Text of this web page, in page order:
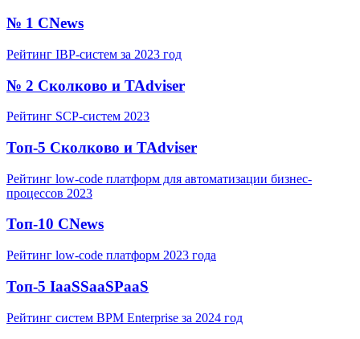
№ 1 CNews
Рейтинг IBP-систем за 2023 год
№ 2 Сколково и TAdviser
Рейтинг SCP-систем 2023
Топ-5 Сколково и TAdviser
Рейтинг low-code платформ для автоматизации бизнес-
процессов 2023
Топ-10 CNews
Рейтинг low-code платформ 2023 года
Топ-5 IaaSSaaSPaaS
Рейтинг систем BPM Enterprise за 2024 год